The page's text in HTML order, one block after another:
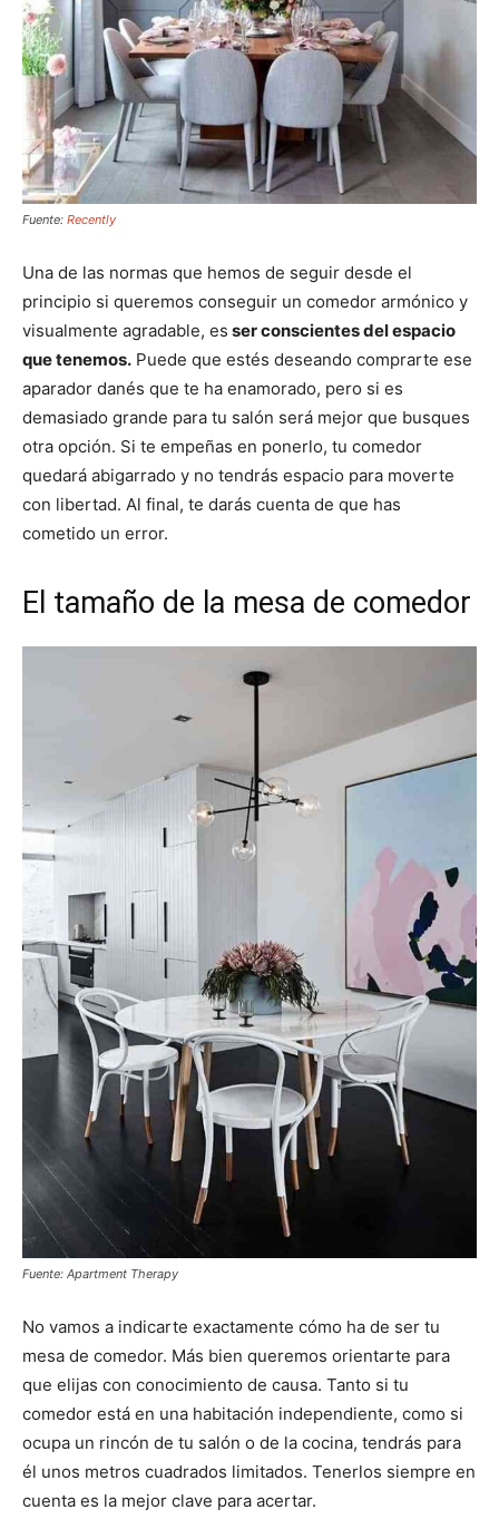
Fuente: Recently
Una de las normas que hemos de seguir desde el
principio si queremos conseguir un comedor armónico y
visualmente agradable, es ser conscientes del espacio
que tenemos. Puede que estés deseando comprarte ese
aparador danés que te ha enamorado, pero si es
demasiado grande para tu salón será mejor que busques
otra opción. Si te empeñas en ponerlo, tu comedor
quedará abigarrado y no tendrás espacio para moverte
con libertad. Al final, te darás cuenta de que has
cometido un error.
El tamaño de la mesa de comedor
Fuente: Apartment Therapy
No vamos a indicarte exactamente cómo ha de ser tu
mesa de comedor. Más bien queremos orientarte para
que elijas con conocimiento de causa. Tanto si tu
comedor está en una habitación independiente, como si
ocupa un rincón de tu salón o de la cocina, tendrás para
él unos metros cuadrados limitados. Tenerlos siempre en
cuenta es la mejor clave para acertar.